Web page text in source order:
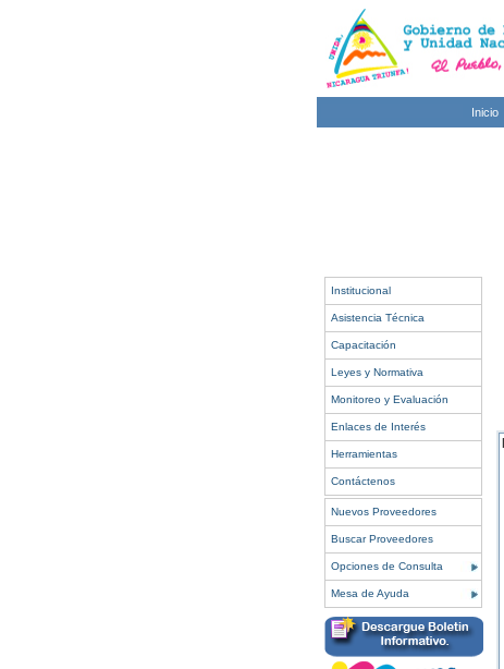
Inicio
Institucional
Asistencia Técnica
Capacitación
Leyes y Normativa
Monitoreo y Evaluación
Enlaces de Interés
Herramientas
Contáctenos
Nuevos Proveedores
Buscar Proveedores
Opciones de Consulta
Mesa de Ayuda